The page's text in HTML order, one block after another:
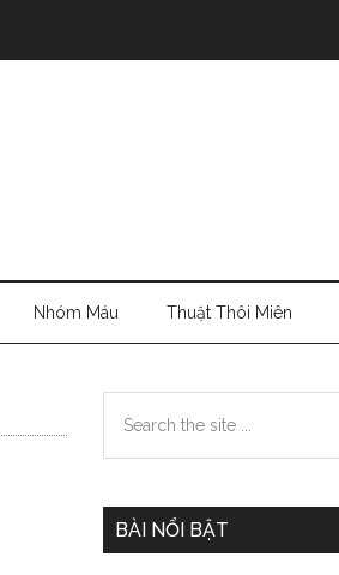
Nhóm Máu Thuật Thôi Miên
Primary
Sidebar
the
BÀI NỔI BẬT